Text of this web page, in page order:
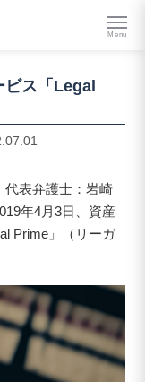
Menu
ス「Legal
代表弁護士：岩崎
年4月3日、資産
Prime」（リーガ